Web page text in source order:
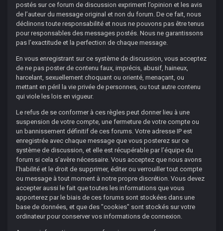
postés sur ce forum de discussion expriment l’opinion et les avis
de l’auteur du message original et non du forum. De ce fait, nous
déclinons toute responsabilité et nous ne pouvons pas être tenus
pour responsables des messages postés. Nous ne garantissons
pas l’exactitude et la perfection de chaque message.
En vous enregistrant sur ce système de discussion, vous acceptez
de ne pas poster de contenu faux, imprécis, abusif, haineux,
harcelant, sexuellement choquant ou orienté, menaçant, ou
mettant en péril la vie privée de personnes, ou tout autre contenu
qui viole les lois en vigueur.
Le refus de se conformer à ces règles peut donner lieu à une
suspension de votre compte, une fermeture de votre compte ou
un bannissement définitif de ces forums. Votre adresse IP est
enregistrée avec chaque message que vous posterez sur ce
système de discussion, et elle est récupérable par l’équipe du
forum si cela s’avère nécessaire. Vous acceptez que nous avons
l’habilité et le droit de supprimer, éditer ou verrouiller tout compte
ou message à tout moment à notre propre discrétion. Vous devez
accepter aussi le fait que toutes les informations que vous
apporterez par le biais de ces forums sont stockées dans une
base de données, et que des "cookies" sont stockés sur votre
ordinateur pour conserver vos informations de connexion.